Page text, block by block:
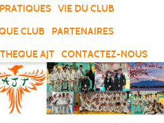
VIE DU CLUB
CLUB
PARTENAIRES
AJT
CONTACTEZ-NOUS